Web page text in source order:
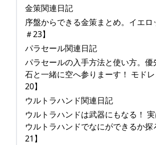
金策関連日記
序盤からできる金策まとめ。イエ
＃23】
パラセール関連日記
パラセールの入手方法と使い方。
石と一緒に空へ参りまーす！ モド
20】
ウルトラハンド関連日記
ウルトラハンドは武器にもなる！
ウルトラハンドでなにができるか
21】